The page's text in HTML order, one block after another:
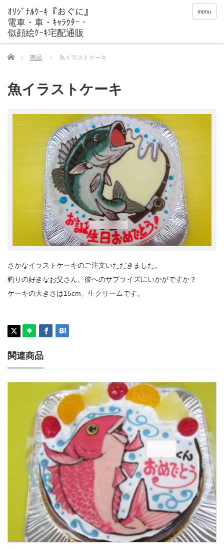
menu
Home 商品 魚イラストケーキ
魚イラストケーキ
さかなイラストケーキのご注文いただきました。
釣りの好きなお父さん、彼へのサプライズにいかがですか？
ケーキの大きさは15cm、生クリームです。
関連商品